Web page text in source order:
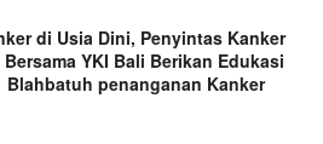
di Usia Dini, Penyintas Kanker
YKI Bali Berikan Edukasi
Blahbatuh penanganan Kanker